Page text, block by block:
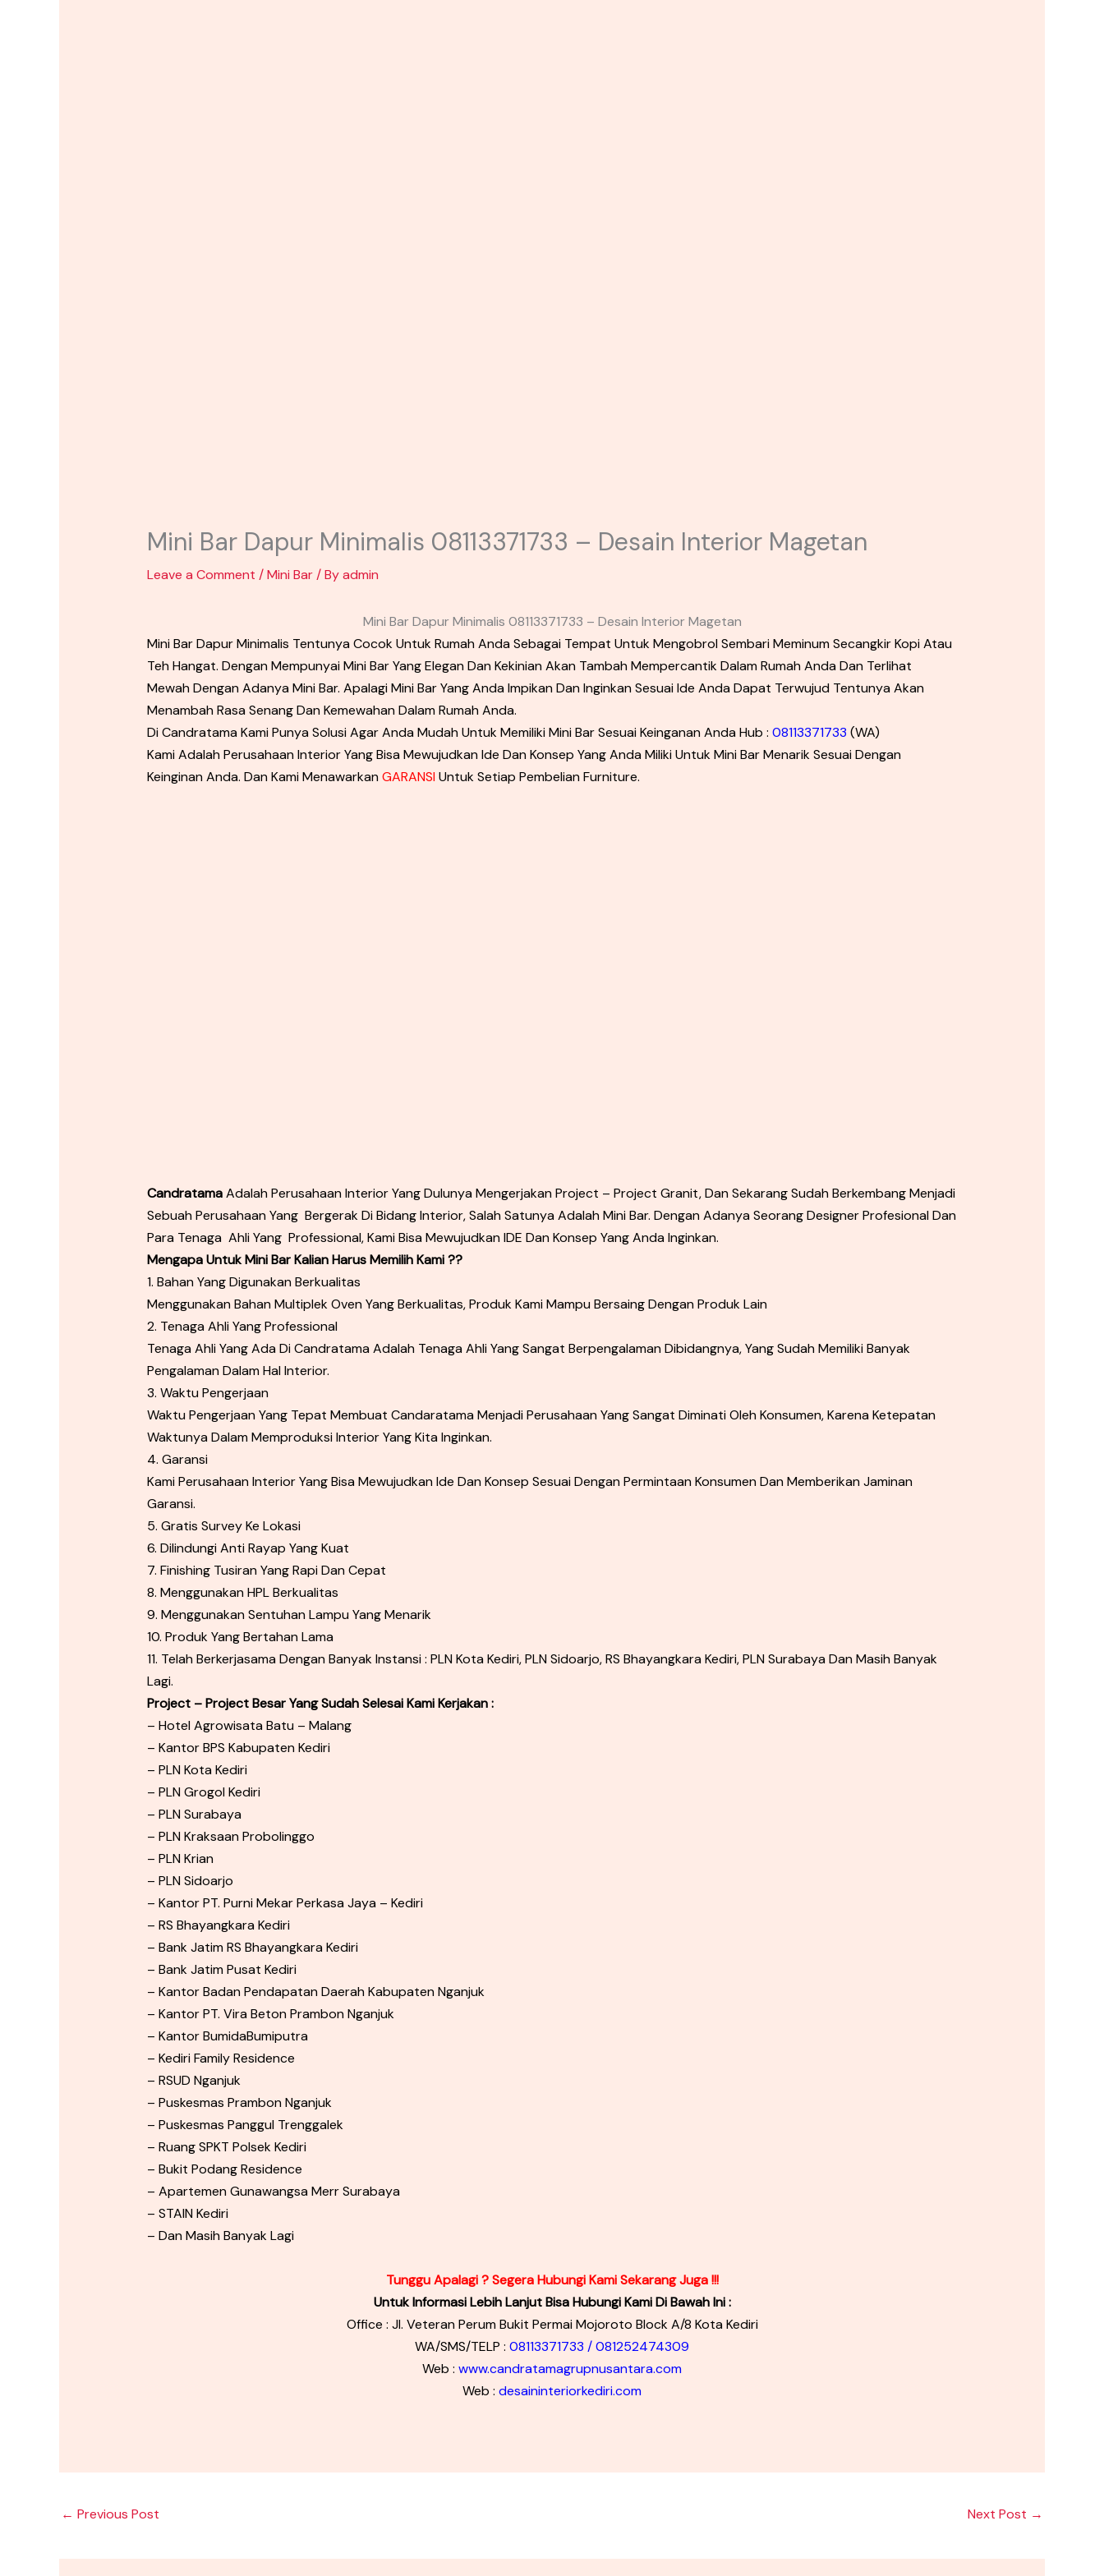
Mini Bar Dapur Minimalis 08113371733 – Desain Interior Magetan
Leave a Comment /Mini Bar/ Byadmin
Mini Bar Dapur Minimalis 08113371733 – Desain Interior Magetan
Mini Bar Dapur Minimalis Tentunya Cocok Untuk Rumah Anda Sebagai Tempat Untuk Mengobrol Sembari Meminum Secangkir Kopi Atau
Teh Hangat. Dengan Mempunyai Mini Bar Yang Elegan Dan Kekinian Akan Tambah Mempercantik Dalam Rumah Anda Dan Terlihat
Mewah Dengan Adanya Mini Bar. Apalagi Mini Bar Yang Anda Impikan Dan Inginkan Sesuai Ide Anda Dapat Terwujud Tentunya Akan
Menambah Rasa Senang Dan Kemewahan Dalam Rumah Anda.
Di Candratama Kami Punya Solusi Agar Anda Mudah Untuk Memiliki Mini Bar Sesuai Keinganan Anda Hub : 08113371733 (WA)
Kami Adalah Perusahaan Interior Yang Bisa Mewujudkan Ide Dan Konsep Yang Anda Miliki Untuk Mini Bar Menarik Sesuai Dengan
Keinginan Anda. Dan Kami MenawarkanGARANSI Untuk Setiap Pembelian Furniture.
CandratamaAdalah Perusahaan Interior Yang Dulunya Mengerjakan Project – Project Granit, Dan Sekarang Sudah Berkembang Menjadi
Sebuah Perusahaan Yang Bergerak Di Bidang Interior, Salah Satunya Adalah Mini Bar. Dengan Adanya Seorang Designer Profesional Dan
Para Tenaga Ahli Yang Professional, Kami Bisa Mewujudkan IDE Dan Konsep Yang Anda Inginkan.
Mengapa Untuk Mini Bar Kalian Harus Memilih Kami ??
1. Bahan Yang Digunakan Berkualitas
Menggunakan Bahan Multiplek Oven Yang Berkualitas, Produk Kami Mampu Bersaing Dengan Produk Lain
2. Tenaga Ahli Yang Professional
Tenaga Ahli Yang Ada Di Candratama Adalah Tenaga Ahli Yang Sangat Berpengalaman Dibidangnya, Yang Sudah Memiliki Banyak
Pengalaman Dalam Hal Interior.
3. Waktu Pengerjaan
Waktu Pengerjaan Yang Tepat Membuat Candaratama Menjadi Perusahaan Yang Sangat Diminati Oleh Konsumen, Karena Ketepatan
Waktunya Dalam Memproduksi Interior Yang Kita Inginkan.
4. Garansi
Kami Perusahaan Interior Yang Bisa Mewujudkan Ide Dan Konsep Sesuai Dengan Permintaan Konsumen Dan Memberikan Jaminan
Garansi.
5. Gratis Survey Ke Lokasi
6. Dilindungi Anti Rayap Yang Kuat
7. Finishing Tusiran Yang Rapi Dan Cepat
8. Menggunakan HPL Berkualitas
9. Menggunakan Sentuhan Lampu Yang Menarik
10. Produk Yang Bertahan Lama
11. Telah Berkerjasama Dengan Banyak Instansi : PLN Kota Kediri, PLN Sidoarjo, RS Bhayangkara Kediri, PLN Surabaya Dan Masih Banyak
Lagi.
Project – Project Besar Yang Sudah Selesai Kami Kerjakan :
– Hotel Agrowisata Batu – Malang
– Kantor BPS Kabupaten Kediri
– PLN Kota Kediri
– PLN Grogol Kediri
– PLN Surabaya
– PLN Kraksaan Probolinggo
– PLN Krian
– PLN Sidoarjo
– Kantor PT. Purni Mekar Perkasa Jaya – Kediri
– RS Bhayangkara Kediri
– Bank Jatim RS Bhayangkara Kediri
– Bank Jatim Pusat Kediri
– Kantor Badan Pendapatan Daerah Kabupaten Nganjuk
– Kantor PT. Vira Beton Prambon Nganjuk
– Kantor BumidaBumiputra
– Kediri Family Residence
– RSUD Nganjuk
– Puskesmas Prambon Nganjuk
– Puskesmas Panggul Trenggalek
– Ruang SPKT Polsek Kediri
– Bukit Podang Residence
– Apartemen Gunawangsa Merr Surabaya
– STAIN Kediri
– Dan Masih Banyak Lagi
Tunggu Apalagi ? Segera Hubungi Kami Sekarang Juga !!!
Untuk Informasi Lebih Lanjut Bisa Hubungi Kami Di Bawah Ini :
Office : Jl. Veteran Perum Bukit Permai Mojoroto Block A/8 Kota Kediri
WA/SMS/TELP : 08113371733 / 081252474309
Web : www.candratamagrupnusantara.com
Web : desaininteriorkediri.com
← Previous Post Next Post →